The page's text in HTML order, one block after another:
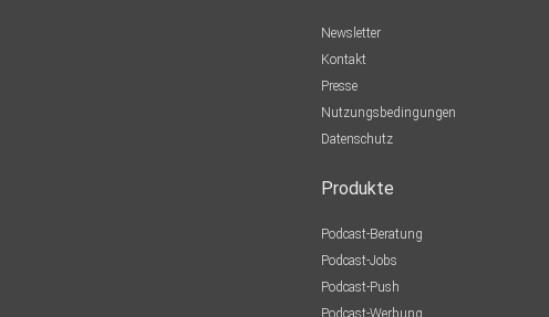
Newsletter
Kontakt
Presse
Nutzungsbedingungen
Datenschutz
Produkte
Podcast-Beratung
Podcast-Jobs
Podcast-Push
Podcast-Werbung